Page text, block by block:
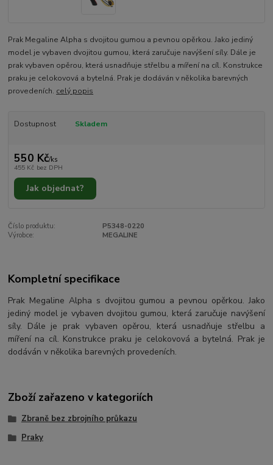
Prak Megaline Alpha s dvojitou gumou a pevnou opěrkou. Jako jediný
model je vybaven dvojitou gumou, která zaručuje navýšení síly. Dále je
prak vybaven opěrou, která usnadňuje střelbu a míření na cíl. Konstrukce
praku je celokovová a bytelná. Prak je dodáván v několika barevných
provedeních. celý popis
Dostupnost Skladem
550 Kč/ks
455 Kč bez DPH
Jak objednat?
Číslo produktu:
P5348-0220
Výrobce:
MEGALINE
Kompletní specifikace
Prak Megaline Alpha s dvojitou gumou a pevnou opěrkou. Jako
jediný model je vybaven dvojitou gumou, která zaručuje navýšení
síly. Dále je prak vybaven opěrou, která usnadňuje střelbu a
míření na cíl. Konstrukce praku je celokovová a bytelná. Prak je
dodáván v několika barevných provedeních.
Zboží zařazeno v kategoriích
Zbraně bez zbrojního průkazu
Praky